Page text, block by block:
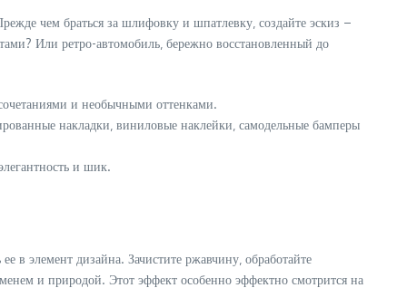
чем браться за шлифовку и шпатлевку‚ создайте эскиз –
Или ретро-автомобиль‚ бережно восстановленный до
и необычными оттенками.
накладки‚ виниловые наклейки‚ самодельные бамперы
и шик.
в элемент дизайна. Зачистите ржавчину‚ обработайте
и природой. Этот эффект особенно эффектно смотрится на